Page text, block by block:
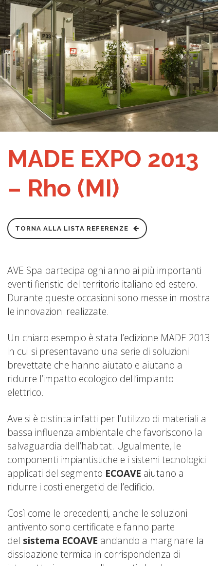
MADE EXPO 2013
– Rho (MI)
TORNA ALLA LISTA REFERENZE
AVE Spa partecipa ogni anno ai più importanti
eventi fieristici del territorio italiano ed estero.
Durante queste occasioni sono messe in mostra
le innovazioni realizzate.
Un chiaro esempio è stata l’edizione MADE 2013
in cui si presentavano una serie di soluzioni
brevettate che hanno aiutato e aiutano a
ridurre l’impatto ecologico dell’impianto
elettrico.
Ave si è distinta infatti per l’utilizzo di materiali a
bassa influenza ambientale che favoriscono la
salvaguardia dell’habitat. Ugualmente, le
componenti impiantistiche e i sistemi tecnologici
applicati del segmento ECOAVE aiutano a
ridurre i costi energetici dell’edificio.
Così come le precedenti, anche le soluzioni
antivento sono certificate e fanno parte
del sistema ECOAVE andando a marginare la
dissipazione termica in corrispondenza di